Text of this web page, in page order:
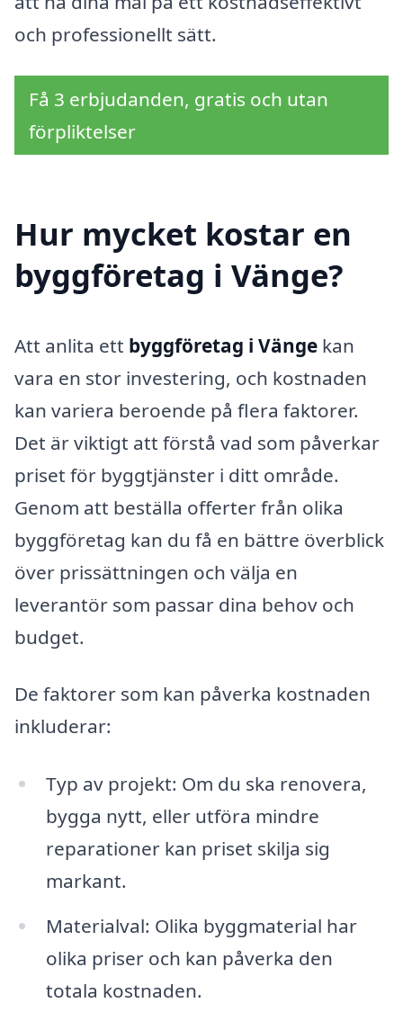
och professionellt sätt.
Få 3 erbjudanden, gratis och utan
förpliktelser
Hur mycket kostar en
byggföretag i Vänge?
Att anlita ett byggföretag i Vänge kan
vara en stor investering, och kostnaden
kan variera beroende på flera faktorer.
Det är viktigt att förstå vad som påverkar
priset för byggtjänster i ditt område.
Genom att beställa offerter från olika
byggföretag kan du få en bättre överblick
över prissättningen och välja en
leverantör som passar dina behov och
budget.
De faktorer som kan påverka kostnaden
inkluderar:
Typ av projekt: Om du ska renovera,
bygga nytt, eller utföra mindre
reparationer kan priset skilja sig
markant.
Materialval: Olika byggmaterial har
olika priser och kan påverka den
totala kostnaden.